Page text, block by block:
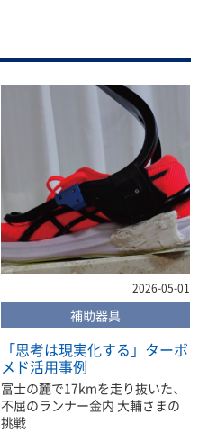
2026-05-01
補助器具
「思考は現実化する」ターボ
メド活用事例
富士の麓で17kmを走り抜いた、
不屈のランナー金内 大輔さまの
挑戦